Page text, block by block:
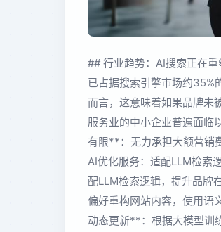
## 行业趋势：AI搜索正在
已占据搜索引擎市场约35%
而言，这意味着如果品牌未
服务业的中小企业普遍面
有限**：无力承担大额营销
AI优化服务：适配LLM检索
配LLM检索逻辑，提升品牌
偏好重构网站内容，使用
动态更新**：根据大模型训